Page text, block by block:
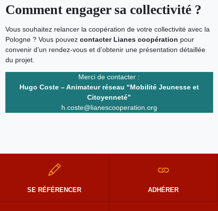
Comment engager sa collectivité ?
Vous souhaitez relancer la coopération de votre collectivité avec la
Pologne ? Vous pouvez contacter Lianes coopération pour
convenir d’un rendez-vous et d’obtenir une présentation détaillée
du projet.
Merci de contacter :
Hugo Coste – Animateur réseau “Mobilité Jeunesse et
Citoyenneté”
h.coste@lianescooperation.org
SE RÉFÉRENCER ADHÉRER